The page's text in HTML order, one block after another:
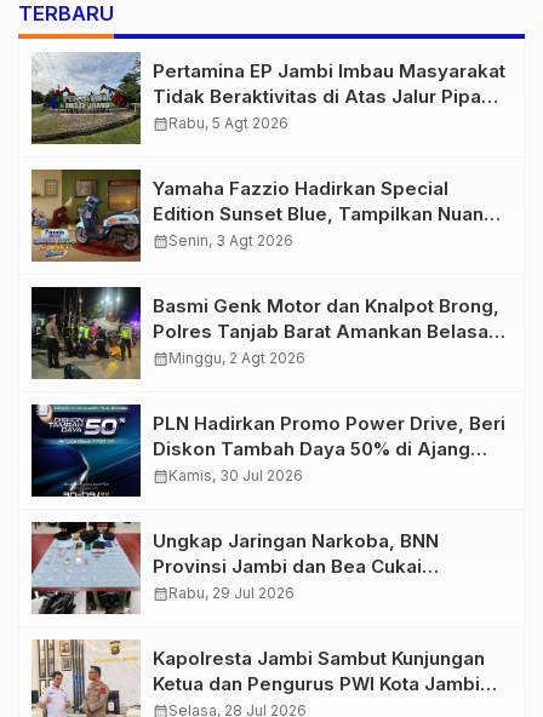
TERBARU
Pertamina EP Jambi Imbau Masyarakat
Tidak Beraktivitas di Atas Jalur Pipa
Migas Demi Keselamatan Bersama
calendar_monthRabu, 5 Agt 2026
Yamaha Fazzio Hadirkan Special
Edition Sunset Blue, Tampilkan Nuansa
Retro Summer yang Semakin Skena
calendar_monthSenin, 3 Agt 2026
Basmi Genk Motor dan Knalpot Brong,
Polres Tanjab Barat Amankan Belasan
Kendaraan
calendar_monthMinggu, 2 Agt 2026
PLN Hadirkan Promo Power Drive, Beri
Diskon Tambah Daya 50% di Ajang
GIIAS 2026
calendar_monthKamis, 30 Jul 2026
Ungkap Jaringan Narkoba, BNN
Provinsi Jambi dan Bea Cukai
Amankan Sembilan Pelaku beserta
calendar_monthRabu, 29 Jul 2026
Kapolresta Jambi Sambut Kunjungan
Ketua dan Pengurus PWI Kota Jambi
Perkuat Sinergi dan Kolaborasi
calendar_monthSelasa, 28 Jul 2026